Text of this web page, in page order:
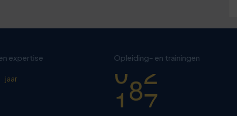
expertise
jaar
Opleiding- en trainingen
0
1
2
3
4
8
3
8